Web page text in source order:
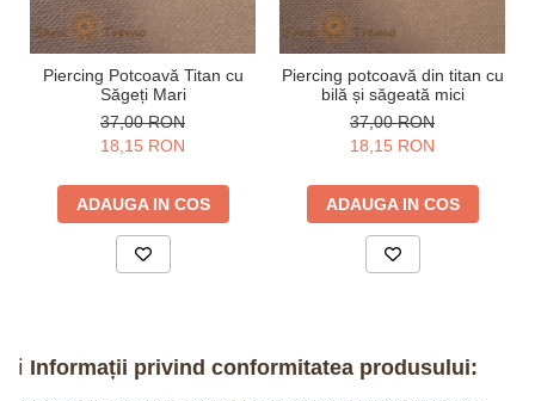
Piercing Potcoavă Titan cu
Săgeți Mari
37,00 RON
18,15 RON
ADAUGA IN COS
Piercing potcoavă din titan cu
bilă și săgeată mici
37,00 RON
18,15 RON
ADAUGA IN COS
ℹ️ Informații privind conformitatea produsului: